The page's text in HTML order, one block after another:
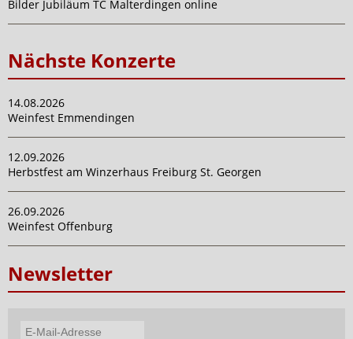
Bilder Jubiläum TC Malterdingen online
Nächste Konzerte
14.08.2026
Weinfest Emmendingen
12.09.2026
Herbstfest am Winzerhaus Freiburg St. Georgen
26.09.2026
Weinfest Offenburg
Newsletter